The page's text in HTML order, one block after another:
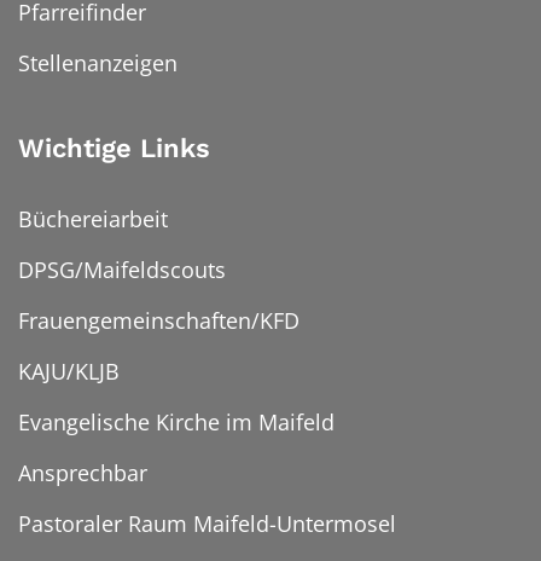
Pfarreifinder
Stellenanzeigen
Wichtige Links
Büchereiarbeit
DPSG/Maifeldscouts
Frauengemeinschaften/KFD
KAJU/KLJB
Evangelische Kirche im Maifeld
Ansprechbar
Pastoraler Raum Maifeld-Untermosel